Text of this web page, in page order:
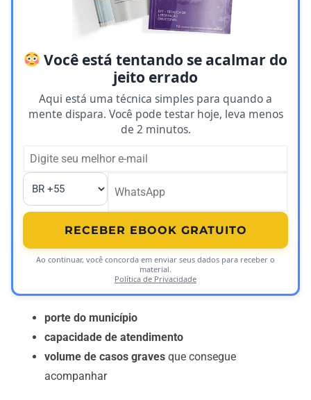
Você está tentando se acalmar do
jeito errado
Aqui está uma técnica simples para quando a
mente dispara. Você pode testar hoje, leva menos
de 2 minutos.
RECEBER EBOOK GRATUITO
Ao continuar, você concorda em enviar seus dados para receber o
material.
Política de Privacidade
porte do município
capacidade de atendimento
volume de casos graves que consegue
acompanhar